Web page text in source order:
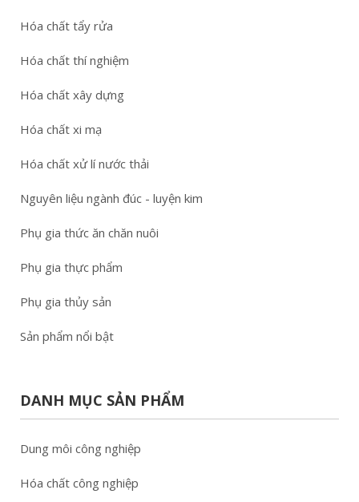
Hóa chất tẩy rửa
Hóa chất thí nghiệm
Hóa chất xây dựng
Hóa chất xi mạ
Hóa chất xử lí nước thải
Nguyên liệu ngành đúc - luyện kim
Phụ gia thức ăn chăn nuôi
Phụ gia thực phẩm
Phụ gia thủy sản
Sản phẩm nổi bật
DANH MỤC SẢN PHẨM
Dung môi công nghiệp
Hóa chất công nghiệp